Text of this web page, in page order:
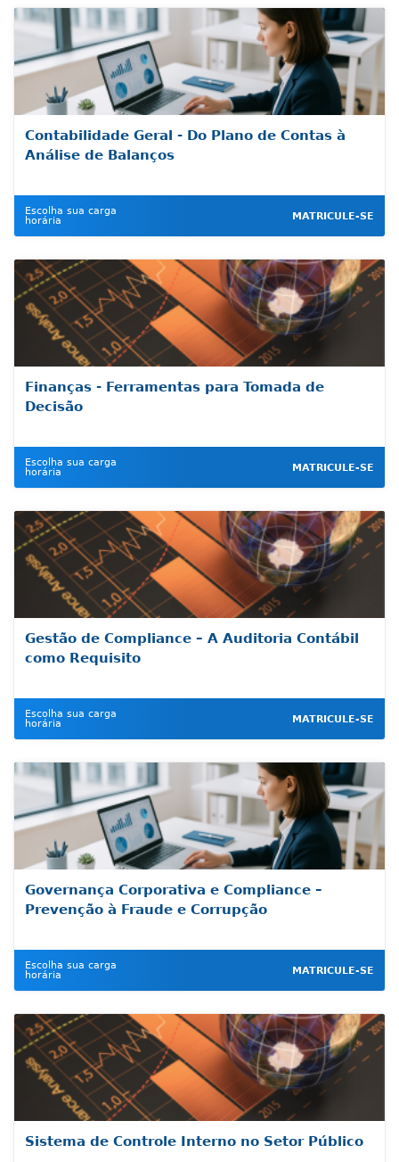
Contabilidade Geral - Do Plano de Contas à
Análise de Balanços
Escolha sua carga
horária
MATRICULE-SE
Finanças - Ferramentas para Tomada de
Decisão
Escolha sua carga
horária
MATRICULE-SE
Gestão de Compliance – A Auditoria Contábil
como Requisito
Escolha sua carga
horária
MATRICULE-SE
Governança Corporativa e Compliance –
Prevenção à Fraude e Corrupção
Escolha sua carga
horária
MATRICULE-SE
Sistema de Controle Interno no Setor Público